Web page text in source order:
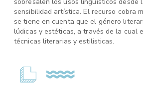
sensibilidad artística. El recurso cobra
se tiene en cuenta que el género
lúdicas y estéticas, a través de la cual
técnicas literarias y estilisticas.